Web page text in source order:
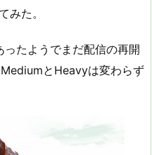
みた。
たようでまだ配信の再開
とHeavyは変わらず